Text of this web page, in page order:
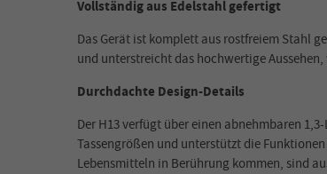
Vollständig aus Edelstahl gefertigt
Das Gerät ist komplett aus rostfreiem Stahl
und unterstreicht das hochwertige
Durchdachte Design-Details
Der H13 verfügt über einen abnehmbaren
Tassengrößen und unterstützt die
Lebensmitteln in Berührung kommen, sind